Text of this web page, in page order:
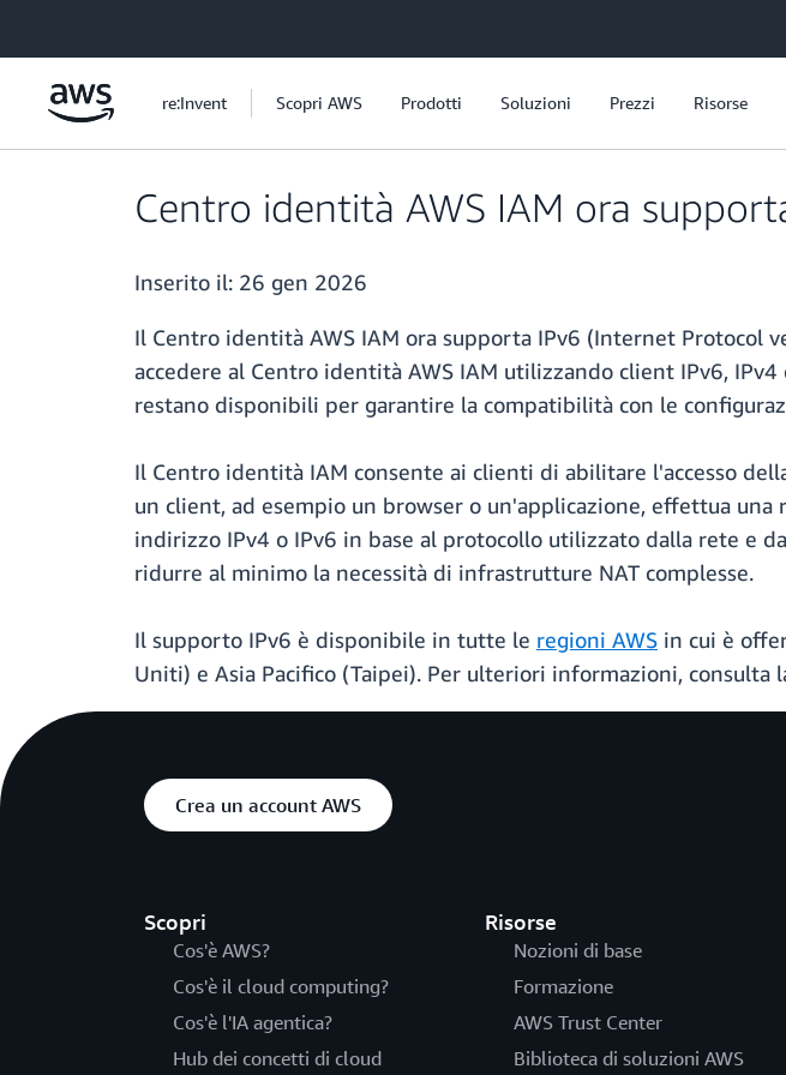
re:Invent Scopri AWS Prodotti Soluzioni Prezzi Risorse
Centro identità AWS IAM ora
Inserito il: 26 gen 2026
Il Centro identità AWS IAM ora supporta IPv6 (Internet Protocol
accedere al Centro identità AWS IAM utilizzando client IPv6,
restano disponibili per garantire la compatibilità con le
Il Centro identità IAM consente ai clienti di abilitare l'accesso
un client, ad esempio un browser o un'applicazione, effettua
indirizzo IPv4 o IPv6 in base al protocollo utilizzato dalla rete e
ridurre al minimo la necessità di infrastrutture NAT complesse.
Il supporto IPv6 è disponibile in tutte le regioni AWS in cui è
Uniti) e Asia Pacifico (Taipei). Per ulteriori informazioni, consulta
Crea un account AWS
Scopri
Cos'è AWS?
Cos'è il cloud computing?
Cos'è l'IA agentica?
Hub dei concetti di cloud
Risorse
Nozioni di base
Formazione
AWS Trust Center
Biblioteca di soluzioni AWS